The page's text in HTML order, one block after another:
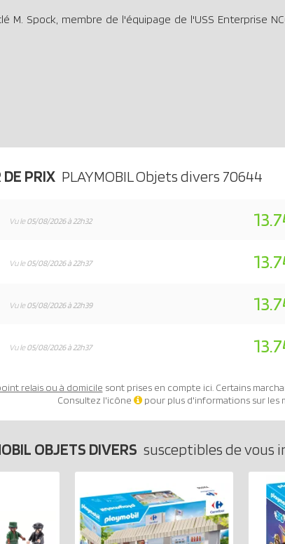
M. Spock, membre de l'équipage de l'USS Enterprise
PRIX PLAYMOBIL Objets divers 70644
Vu le05/08/2026 à 22h32
Vu le05/08/2026 à 22h37
Vu le05/08/2026 à 22h39
Vu le05/08/2026 à 22h37
relais ou à domicile sont prises en compte ici. Certains
Consultez l'icône
pour plus d'informations sur les
OBJETS DIVERS susceptibles de vous